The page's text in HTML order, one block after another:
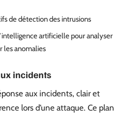
de détection des intrusions
artificielle pour analyser
les anomalies
incidents
aux incidents, clair et
lors d’une attaque. Ce plan